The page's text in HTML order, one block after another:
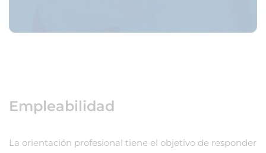
Empleabilidad
La orientación profesional tiene el objetivo de responder